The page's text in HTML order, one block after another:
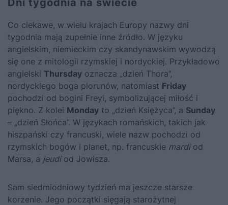
Co ciekawe, w wielu krajach Europy nazwy dni
tygodnia mają zupełnie inne źródło. W języku
angielskim, niemieckim czy skandynawskim wywodzą
się one z mitologii rzymskiej i nordyckiej. Przykładowo
angielski Thursday oznacza „dzień Thora”,
nordyckiego boga piorunów, natomiast Friday
pochodzi od bogini Freyi, symbolizującej miłość i
piękno. Z kolei Monday to „dzień Księżyca”, a Sunday
– „dzień Słońca”. W językach romańskich, takich jak
hiszpański czy francuski, wiele nazw pochodzi od
rzymskich bogów i planet, np. francuskie mardiod
Marsa, a jeudiod Jowisza.
Sam siedmiodniowy tydzień ma jeszcze starsze
korzenie. Jego początki sięgają starożytnej